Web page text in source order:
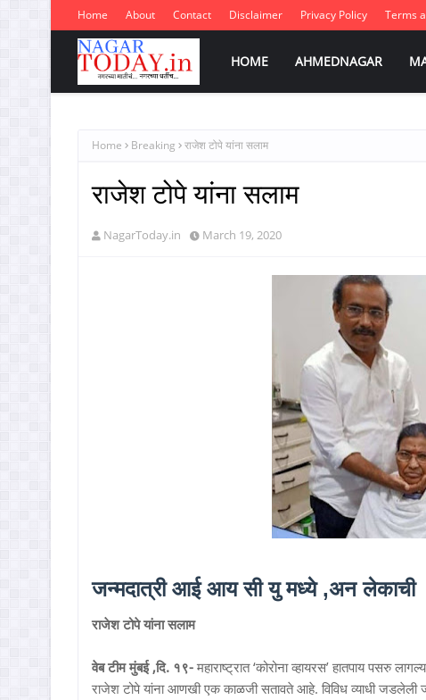
Home About Contact Disclaimer Privacy Policy Terms
HOME AHMEDNAGAR
Home Breaking राजेश टोपे यांना सलाम
राजेश टोपे यांना सलाम
NagarToday.in March 19, 2020
जन्मदात्री आई आय सी यु मध्ये ,अन
राजेश टोपे यांना सलाम
वेब टीम मुंबई ,दि. १९- महाराष्ट्रात ‘कोरोना व्हायरस’ हातपाय पसरु
राजेश टोपे यांना आणखी एक काळजी सतावते आहे. विविध व्याधी